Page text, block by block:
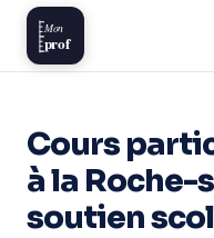
Mon
prof
Cours
à la Roche-
soutien